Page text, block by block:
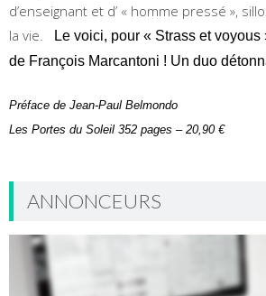
d’enseignant et d’ « homme pressé »,
la vie.
Le voici, pour « Strass et voyous
de François Marcantoni ! Un duo
Préface de Jean-Paul Belmondo
Les Portes du Soleil 352 pages – 20,90 €
ANNONCEURS